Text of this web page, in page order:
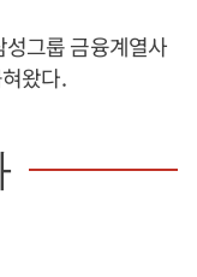
그룹 금융계열사
왔다.